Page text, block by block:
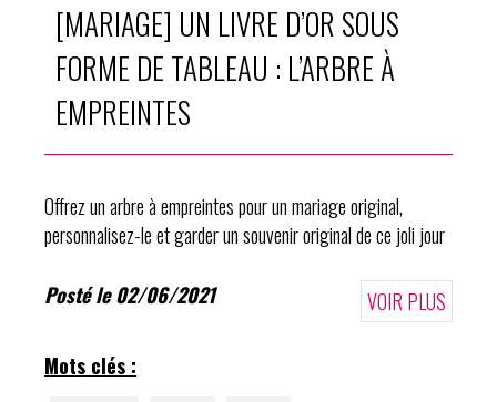
[MARIAGE] UN LIVRE D’OR SOUS
FORME DE TABLEAU : L’ARBRE À
EMPREINTES
Offrez un arbre à empreintes pour un mariage original,
personnalisez-le et garder un souvenir original de ce joli jour
Posté le 02/06/2021 VOIR PLUS
Mots clés :